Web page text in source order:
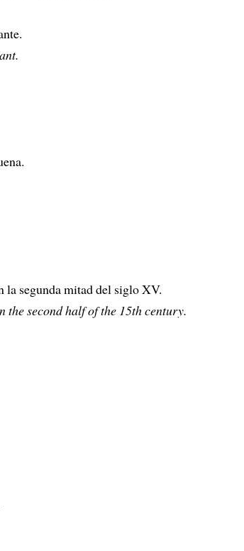
segunda mitad del siglo XV.
second half of the 15th century.